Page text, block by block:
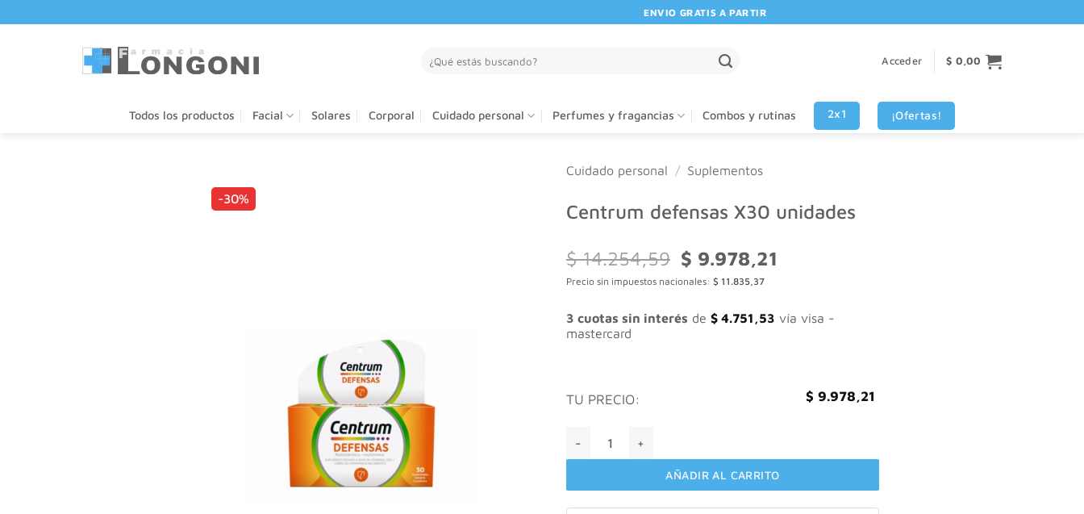
al
ENVIO GRATIS A PARTIR DE $80.000! 🚚 | 💳 3 CUOTAS SIN INTERES VISA - MASTERCARD
por:
Acceder $ 0,00
Todos los productos Facial Solares Corporal Cuidado personal Perfumes y fragancias Combos y rutinas 2x1 ¡Ofertas!
-30%
Cuidado personal / Suplementos
Centrum defensas X30 unidades
$14.254,59 El
precio
original
$ 14.254,59.
$ 9.978,21
$ 9.978,21.
Precio sin impuestos nacionales: $ 11.835,37
3 cuotas sin interés de $ 4.751,53 vía visa -
mastercard
TU PRECIO: $ 9.978,21
AÑADIR AL CARRITO